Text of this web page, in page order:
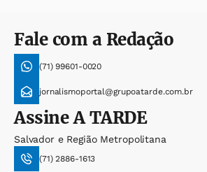
Fale com a Redação
(71) 99601-0020
jornalismoportal@grupoatarde.com.br
AssineA TARDE
Salvador e Região Metropolitana
(71) 2886-1613